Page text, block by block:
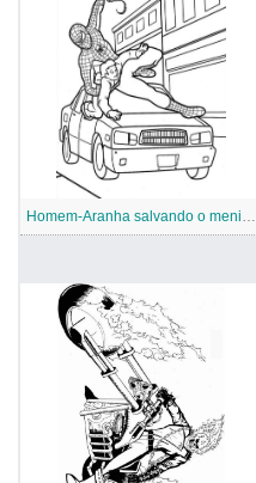
Homem-Aranha salvando o menino